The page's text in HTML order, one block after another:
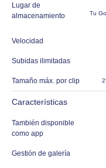
Lugar de
almacenamiento
Tu
Velocidad
Subidas ilimitadas
Tamaño máx. por clip
Características
También disponible
como app
Gestión de galería